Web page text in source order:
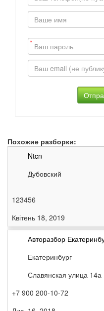
*
Похожие разборки:
Ntcn
Дубовский
123456
Квітень 18, 2019
Авторазбор
Екатеринбург
Славянская улица 14а
+7 900 200-10-72